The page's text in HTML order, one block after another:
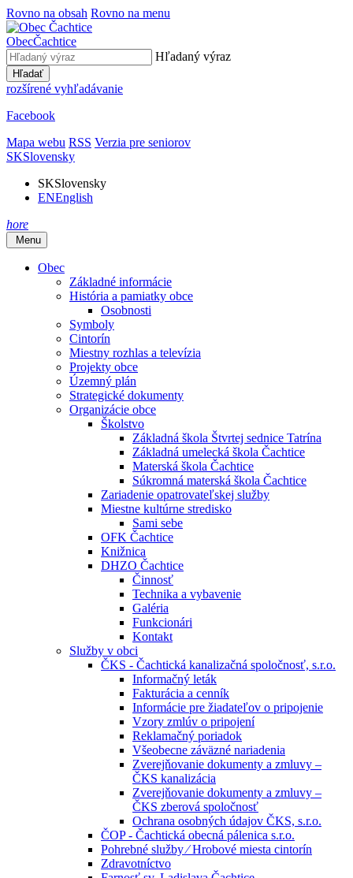
Rovno na obsah Rovno na menu
ObecČachtice
Hľadaný výraz
Hľadať
rozšírené vyhľadávanie
Facebook
Mapa webu RSS Verzia pre seniorov
SKSlovensky
SKSlovensky
ENEnglish
hore
Menu
Obec
Základné informácie
História a pamiatky obce
Osobnosti
Symboly
Cintorín
Miestny rozhlas a televízia
Projekty obce
Územný plán
Strategické dokumenty
Organizácie obce
Školstvo
Základná škola Štvrtej sednice Tatrína
Základná umelecká škola Čachtice
Materská škola Čachtice
Súkromná materská škola Čachtice
Zariadenie opatrovateľskej služby
Miestne kultúrne stredisko
Sami sebe
OFK Čachtice
Knižnica
DHZO Čachtice
Činnosť
Technika a vybavenie
Galéria
Funkcionári
Kontakt
Služby v obci
ČKS - Čachtická kanalizačná spoločnosť, s.r.o.
Informačný leták
Fakturácia a cenník
Informácie pre žiadateľov o pripojenie
Vzory zmlúv o pripojení
Reklamačný poriadok
Všeobecne záväzné nariadenia
Zverejňovanie dokumenty a zmluvy –
ČKS kanalizácia
Zverejňovanie dokumenty a zmluvy –
ČKS zberová spoločnosť
Ochrana osobných údajov ČKS, s.r.o.
ČOP - Čachtická obecná pálenica s.r.o.
Pohrebné služby ⁄ Hrobové miesta cintorín
Zdravotníctvo